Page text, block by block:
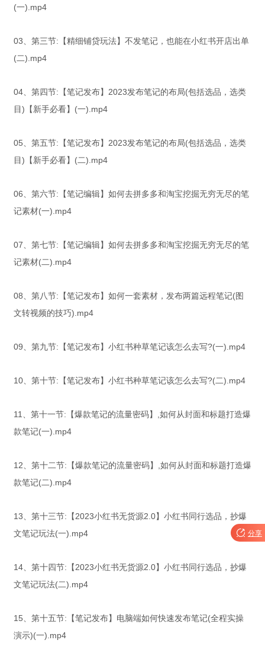
(一).mp4
03、第三节:【精细铺贷玩法】不发笔记，也能在小红书开店出单
(二).mp4
04、第四节:【笔记发布】2023发布笔记的布局(包括选品，选类
目)【新手必看】(一).mp4
05、第五节:【笔记发布】2023发布笔记的布局(包括选品，选类
目)【新手必看】(二).mp4
06、第六节:【笔记编辑】如何去拼多多和淘宝挖掘无穷无尽的笔
记素材(一).mp4
07、第七节:【笔记编辑】如何去拼多多和淘宝挖掘无穷无尽的笔
记素材(二).mp4
08、第八节:【笔记发布】如何一套素材，发布两篇远程笔记(图
文转视频的技巧).mp4
09、第九节:【笔记发布】小红书种草笔记该怎么去写?(一).mp4
10、第十节:【笔记发布】小红书种草笔记该怎么去写?(二).mp4
11、第十一节:【爆款笔记的流量密码】,如何从封面和标题打造爆
款笔记(一).mp4
12、第十二节:【爆款笔记的流量密码】,如何从封面和标题打造爆
款笔记(二).mp4
13、第十三节:【2023小红书无货源2.0】小红书同行选品，抄爆
文笔记玩法(一).mp4
14、第十四节:【2023小红书无货源2.0】小红书同行选品，抄爆
文笔记玩法(二).mp4
15、第十五节:【笔记发布】电脑端如何快速发布笔记(全程实操
演示)(一).mp4
 分享